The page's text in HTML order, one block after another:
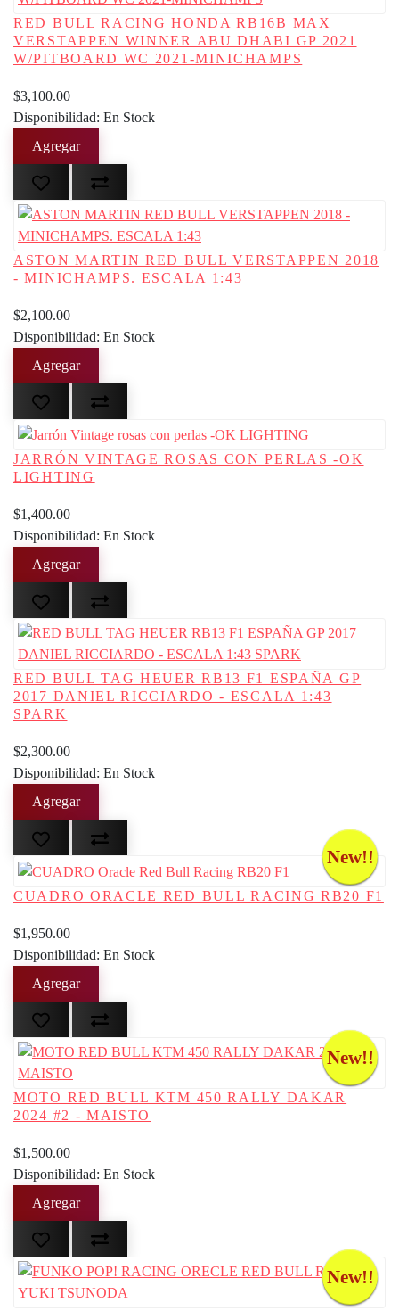
RED BULL RACING HONDA RB16B MAX
VERSTAPPEN WINNER ABU DHABI GP 2021
W/PITBOARD WC 2021-MINICHAMPS
$3,100.00
Disponibilidad: En Stock
ASTON MARTIN RED BULL VERSTAPPEN 2018
- MINICHAMPS. ESCALA 1:43
$2,100.00
Disponibilidad: En Stock
JARRÓN VINTAGE ROSAS CON PERLAS -OK
LIGHTING
$1,400.00
Disponibilidad: En Stock
RED BULL TAG HEUER RB13 F1 ESPAÑA GP
2017 DANIEL RICCIARDO - ESCALA 1:43
SPARK
$2,300.00
Disponibilidad: En Stock
New!!
CUADRO ORACLE RED BULL RACING RB20 F1
$1,950.00
Disponibilidad: En Stock
New!!
MOTO RED BULL KTM 450 RALLY DAKAR
2024 #2 - MAISTO
$1,500.00
Disponibilidad: En Stock
New!!